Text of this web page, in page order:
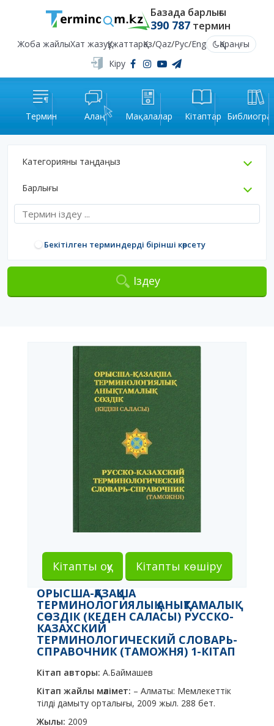
Базада барлығы
390 787термин
Жоба жайлыХат жазуҚұжаттарҚаз/Qaz/Рус/Eng
Қараңғы
Кіру
Термин Алаң Мақалалар Кітаптар
Категорияны таңдаңыз
Барлығы
Бекітілген терминдерді бірінші көрсету
Іздеу
Кітапты оқу
Кітапты көшіру
ОРЫСША-ҚАЗАҚША
ТЕРМИНОЛОГИЯЛЫҚ АНЫҚТАМАЛЫҚ
СӨЗДІК (КЕДЕН САЛАСЫ) РУССКО-
КАЗАХСКИЙ
ТЕРМИНОЛОГИЧЕСКИЙ СЛОВАРЬ-
СПРАВОЧНИК (ТАМОЖНЯ) 1-КІТАП
Кітап авторы: А.Баймашев
Кітап жайлы мәлімет: – Алматы: Мемлекеттік
тілді дамыту орталығы, 2009 жыл. 288 бет.
Жылы: 2009